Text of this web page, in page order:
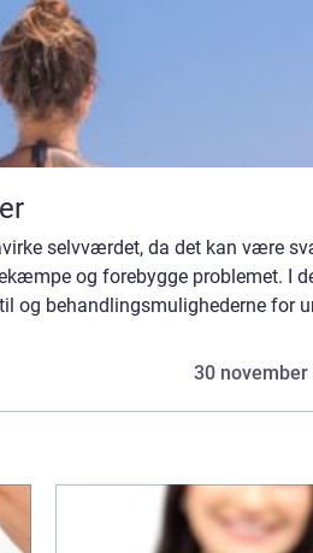
selvværdet, da det kan være
og forebygge problemet. I
og behandlingsmulighederne for
30 november